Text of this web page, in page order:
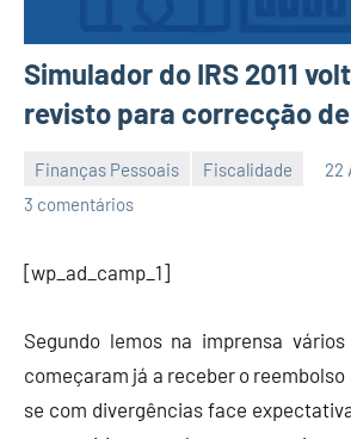
Simulador do IRS 2011
revisto para correcção
Finanças Pessoais Fiscalidade
22
Economia
Finanças
3 comentários
[wp_ad_camp_1]
Segundo lemos na imprensa
começaram já a receber o reembolso
se com divergências face